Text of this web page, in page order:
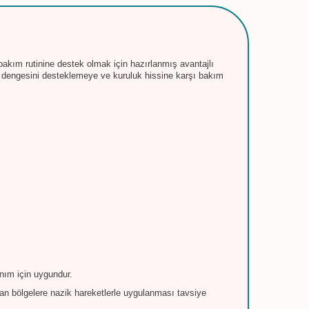
rutinine destek olmak için hazırlanmış avantajlı
desteklemeye ve kuruluk hissine karşı bakım
için uygundur.
bölgelere nazik hareketlerle uygulanması tavsiye